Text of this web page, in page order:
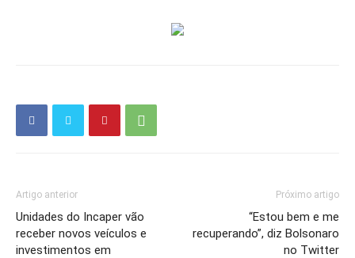
Artigo anterior
Unidades do Incaper vão
receber novos veículos e
investimentos em
Próximo artigo
“Estou bem e me
recuperando”, diz Bolsonaro
no Twitter